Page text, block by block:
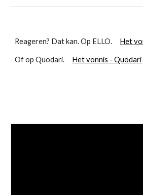
Reageren? Dat kan. Op ELLO. Het
Of op Quodari. Het vonnis - Quodari